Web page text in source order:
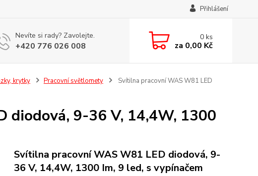
Přihlášení
Nevíte si rady? Zavolejte.
+420 776 026 008
0ks
za 0,00 Kč
krytky Pracovní světlomety
Svítilna pracovní WAS W81 LED
diodová, 9-36 V, 14,4W, 1300
Svítilna pracovní WAS W81 LED diodová, 9-
36 V, 14,4W, 1300 Im, 9 led, s vypínačem